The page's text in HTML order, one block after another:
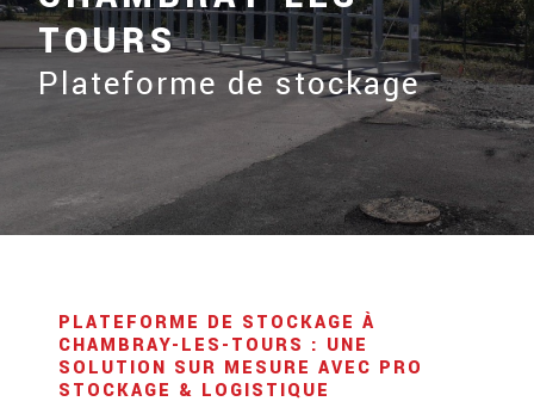
TOURS
Plateforme de stockage
PLATEFORME DE STOCKAGE À
CHAMBRAY-LES-TOURS : UNE
SOLUTION SUR MESURE AVEC PRO
STOCKAGE & LOGISTIQUE